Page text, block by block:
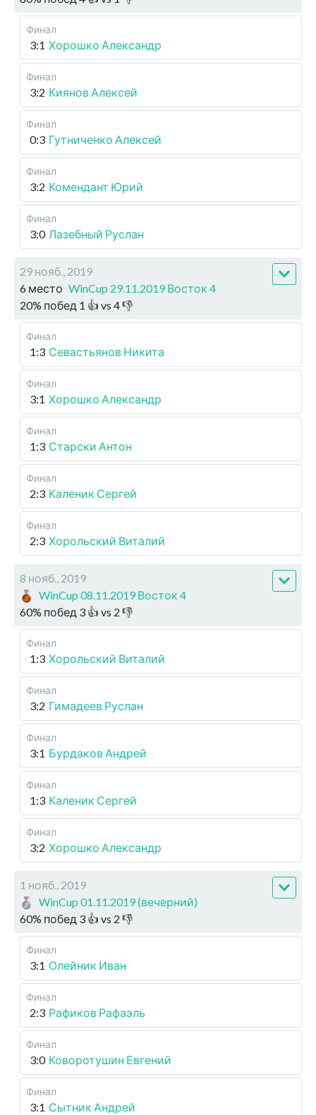
Финал
3:1 Хорошко Александр
Финал
3:2 Киянов Алексей
Финал
0:3 Гутниченко Алексей
Финал
3:2 Комендант Юрий
Финал
3:0 Лазебный Руслан
29 нояб., 2019
6 место WinCup 29.11.2019 Восток 4
20% побед 1 👍 vs 4👎
Финал
1:3 Севастьянов Никита
Финал
3:1 Хорошко Александр
Финал
1:3 Старски Антон
Финал
2:3 Каленик Сергей
Финал
2:3 Хорольский Виталий
8 нояб., 2019
WinCup 08.11.2019 Восток 4
60% побед 3 👍 vs 2 👎
Финал
1:3 Хорольский Виталий
Финал
3:2 Гимадеев Руслан
Финал
3:1 Бурдаков Андрей
Финал
1:3 Каленик Сергей
Финал
3:2 Хорошко Александр
1 нояб., 2019
WinCup 01.11.2019 (вечерний)
60% побед 3 👍 vs 2 👎
Финал
3:1 Олейник Иван
Финал
2:3 Рафиков Рафаэль
Финал
3:0 Коворотушин Евгений
Финал
3:1 Сытник Андрей